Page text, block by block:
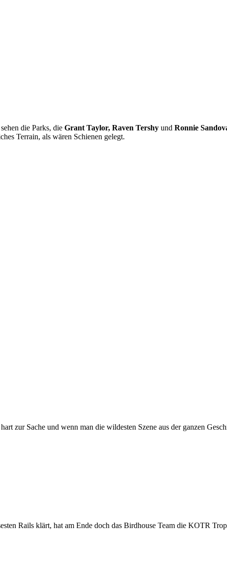
die Parks, die Grant Taylor, Raven Tershy und Ronnie
Terrain, als wären Schienen gelegt.
zur Sache und wenn man die wildesten Szene aus der ganzen
Rails klärt, hat am Ende doch das Birdhouse Team die KOTR